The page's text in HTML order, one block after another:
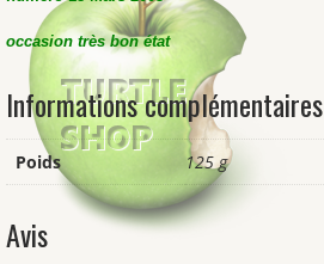
occasion très bon état
Informations complémentaires
Poids 125 g
Avis